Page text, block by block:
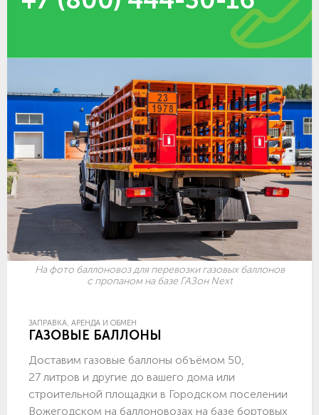
На фото баллоновоз для перевозки газовых баллонов
с пропаном на базе ГАЗон Next
ЗАПРАВКА, АРЕНДА И ОБМЕН
ГАЗОВЫЕ БАЛЛОНЫ
Доставим газовые баллоны объёмом 50,
27 литров и другие до вашего дома или
строительной площадки в Городском поселении
Вожегодском на баллоновозах на базе бортовых